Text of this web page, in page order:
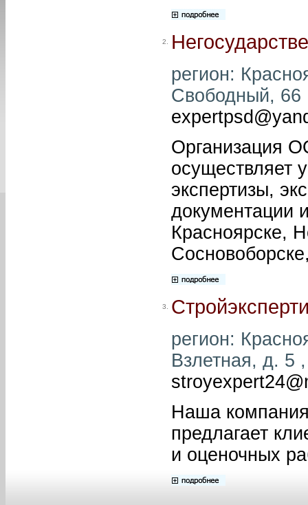
2.
регион:
Свободный, 66
Организация
осуществляет
экспертизы,
документации
Красноярске,
3.
регион:
Взлетная, д. 5
Наша
предлагает
и оценочных